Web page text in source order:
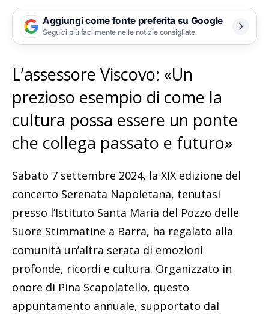
Aggiungi come fonte preferita su Google
Seguici più facilmente nelle notizie consigliate
L’assessore Viscovo: «Un
prezioso esempio di come la
cultura possa essere un ponte
che collega passato e futuro»
Sabato 7 settembre 2024, la XIX edizione del
concerto Serenata Napoletana, tenutasi
presso l’Istituto Santa Maria del Pozzo delle
Suore Stimmatine a Barra, ha regalato alla
comunità un’altra serata di emozioni
profonde, ricordi e cultura. Organizzato in
onore di Pina Scapolatello, questo
appuntamento annuale, supportato dal